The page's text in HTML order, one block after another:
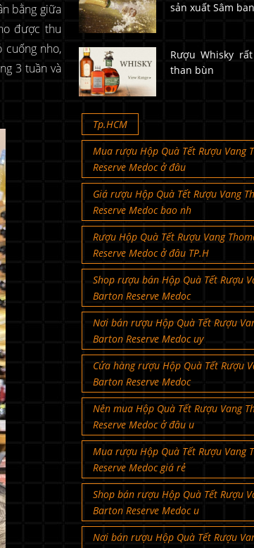
bằng giữa
được thu
cuống nho,
3 tuần và
sản xuất Sâm
Rượu Whisky
than bùn
Tp.HCM
Mua rượu Hộp Quà Tết Rượu Vang
Reserve Medoc ở đâu
Giá rượu Hộp Quà Tết Rượu Vang
Reserve Medoc bao nh
Rượu Hộp Quà Tết Rượu Vang
Reserve Medoc ở đâu TP.H
Shop rượu bán Hộp Quà Tết Rượu
Barton Reserve Medoc
Nơi bán rượu Hộp Quà Tết Rượu
Barton Reserve Medoc uy
Cửa hàng rượu Hộp Quà Tết Rượu
Barton Reserve Medoc
Nên mua Hộp Quà Tết Rượu Vang
Reserve Medoc ở đâu u
Mua rượu Hộp Quà Tết Rượu Vang
Reserve Medoc giá rẻ
Shop bán rượu Hộp Quà Tết Rượu
Barton Reserve Medoc u
Nơi bán rượu Hộp Quà Tết Rượu